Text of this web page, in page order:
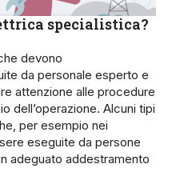
specialistica?
devono
da personale esperto e
attenzione alle procedure
dell’operazione. Alcuni tipi
per esempio nei
eseguite da per­sone
adeguato addestramen­to